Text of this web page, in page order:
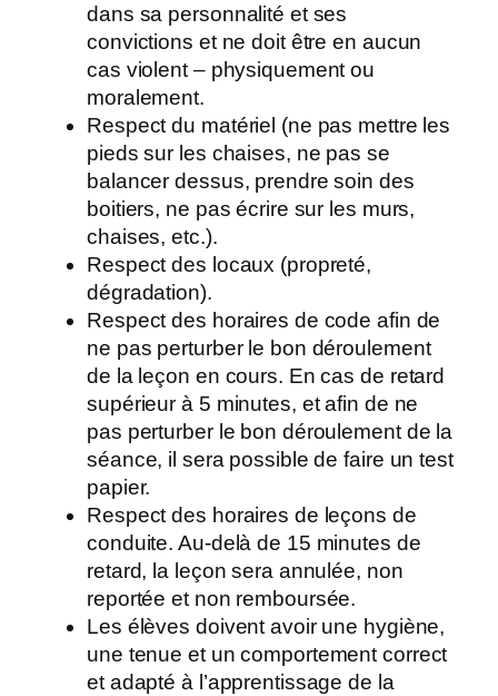
dans sa personnalité et ses
convictions et ne doit être en aucun
cas violent – physiquement ou
moralement.
Respect du matériel (ne pas mettre les
pieds sur les chaises, ne pas se
balancer dessus, prendre soin des
boitiers, ne pas écrire sur les murs,
chaises, etc.).
Respect des locaux (propreté,
dégradation).
Respect des horaires de code afin de
ne pas perturber le bon déroulement
de la leçon en cours. En cas de retard
supérieur à 5 minutes, et afin de ne
pas perturber le bon déroulement de la
séance, il sera possible de faire un test
papier.
Respect des horaires de leçons de
conduite. Au-delà de 15 minutes de
retard, la leçon sera annulée, non
reportée et non remboursée.
Les élèves doivent avoir une hygiène,
une tenue et un comportement correct
et adapté à l’apprentissage de la